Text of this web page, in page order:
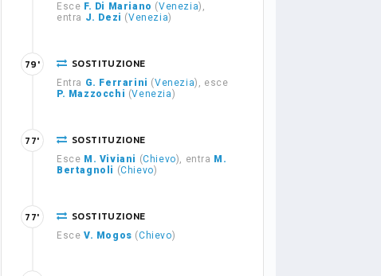
Esce F. Di Mariano (Venezia),
entra J. Dezi (Venezia)
SOSTITUZIONE
Entra G. Ferrarini (Venezia), esce
P. Mazzocchi (Venezia)
79'
SOSTITUZIONE
Esce M. Viviani (Chievo), entra M.
Bertagnoli (Chievo)
77'
SOSTITUZIONE
Esce V. Mogos (Chievo)
77'